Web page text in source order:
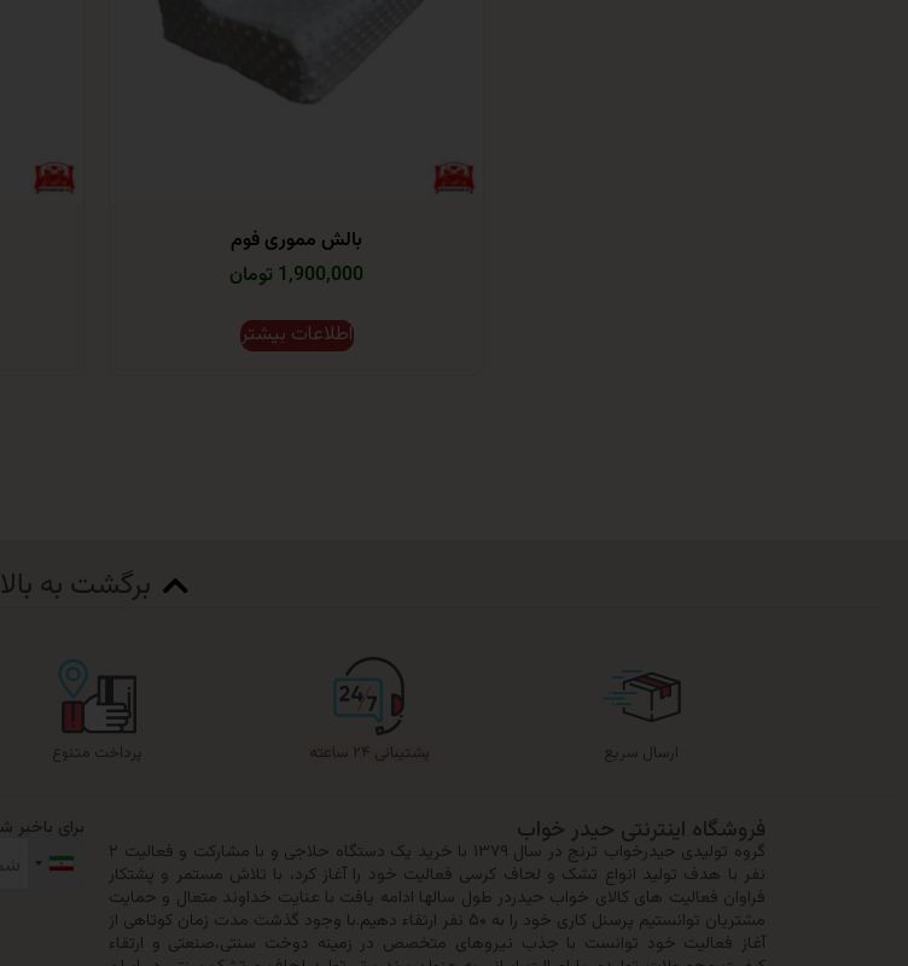
بالش مموری فوم
1,900,000 تومان
اطلاعات بیشتر
برگشت به بالا
ارسال سریع پشتیبانی ۲۴ ساعته پرداخت متنوع
فروشگاه اینترنتی حیدر خواب
گروه تولیدی حیدرخواب ترنج در سال ۱۳۷۹ با خرید یک دستگاه حلاجی و با مشارکت و فعالیت ۲
نفر با هدف تولید انواع تشک و لحاف کرسی فعالیت خود را آغاز کرد، با تلاش مستمر و پشتکار
فراوان فعالیت های کالای خواب حیدردر طول سالها ادامه یافت با عنایت خداوند متعال و حمایت
مشتریان توانستیم پرسنل کاری خود را به ۵۰ نفر ارتقاء دهیم.با وجود گذشت مدت زمان کوتاهی از
آغاز فعالیت خود توانست با جذب نیروهای متخصص در زمینه دوخت سنتی،صنعتی و ارتقاء
برای باخبر